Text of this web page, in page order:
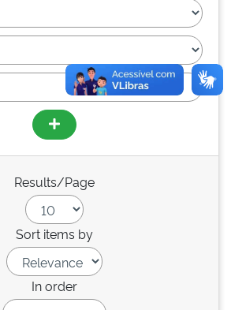
Results/Page
Sort items by
In order